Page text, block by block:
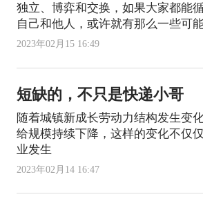
独立、博弈和交换，如果大家都能
自己和他人，或许就有那么一些可
2023年02月15 16:49
短缺的，不只是快递小哥
随着城镇新成长劳动力结构发生变
给规模持续下降，这样的变化不仅
业发生
2023年02月14 16:47